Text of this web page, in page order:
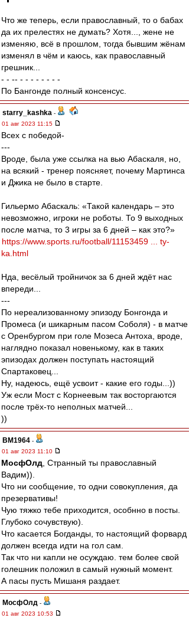
Что же теперь, если православный, то о бабах
да их прелестях не думать? Хотя..., жене не
изменяю, всё в прошлом, тогда бывшим жёнам
изменял в чём и каюсь, как православный
грешник...
- - -- - - - - - - - -
По Бангонде полный консенсус.
starry_kashka -
01 авг 2023 11:15
Всех с победой-
---
Вроде, была уже ссылка на вью Абаскаля, но,
на всякий - тренер поясняет, почему Мартинса
и Джика не было в старте.
Гильермо Абаскаль: «Такой календарь – это
невозможно, игроки не роботы. То 9 выходных
после матча, то 3 игры за 6 дней – как это?»
https://www.sports.ru/football/11153459 ... ty-
ka.html
Нда, весёлый тройничок за 6 дней ждёт нас
впереди...
---
По нереализованному эпизоду Бонгонда и
Промеса (и шикарным пасом Соболя) - в матче
с Оренбургом при голе Мозеса Антоха, вроде,
наглядно показал новенькому, как в таких
эпизодах должен поступать настоящий
Спартаковец...
Ну, надеюсь, ещё усвоит - какие его годы...))
Уж если Мост с Корнеевым так восторгаются
после трёх-то неполных матчей...
))
BM1964 -
01 авг 2023 11:10
МосфОлд , Странный ты православный
Вадим)).
Что ни сообщение, то одни совокупления, да
презервативы!
Чую тяжко тебе приходится, особнно в посты.
Глубоко сочувствую).
Что касается Богданды, то настоящий форвард
должен всегда идти на гол сам.
Так что ни капли не осуждаю. тем более свой
голешник положил в самый нужный момент.
А пасы пусть Мишаня раздает.
МосфОлд -
01 авг 2023 10:53